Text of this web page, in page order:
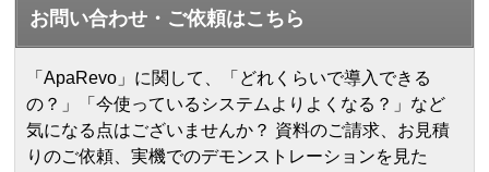
お問い合わせ・ご依頼はこちら
「ApaRevo」に関して、「どれくらいで導入できる
の？」「今使っているシステムよりよくなる？」など
気になる点はございませんか？ 資料のご請求、お見積
りのご依頼、実機でのデモンストレーションを見た